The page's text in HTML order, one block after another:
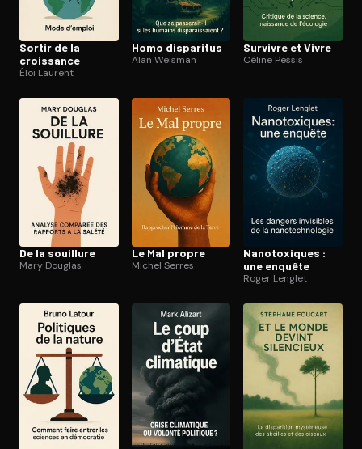
Sortir de la
croissance
Éloi Laurent
Homo disparitus
Alan Weisman
Survivre et Vivre
Céline Pessis
De la souillure
Mary Douglas
Le Mal propre
Michel Serres
Na­no­toxiques :
une enquête
Roger Lenglet